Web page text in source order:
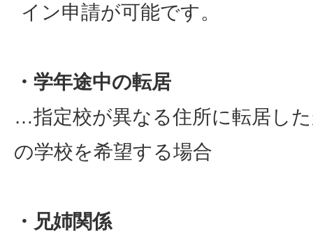
イン申請が可能です。
・学年途中の転居
…指定校が異なる住所に転居し
の学校を希望する場合
・兄姉関係